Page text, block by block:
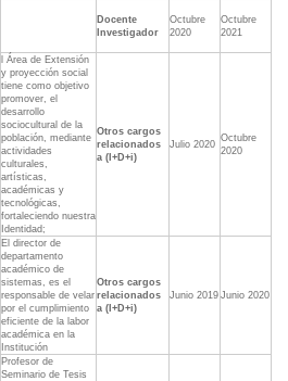
Docente
Investigador
Octubre
2020
Octubre
2021
l Área de Extensión
y proyección social
tiene como objetivo
promover, el
desarrollo
sociocultural de la
población, mediante
actividades
culturales,
artísticas,
académicas y
tecnológicas,
fortaleciendo nuestra
Identidad;
Otros cargos
relacionados
a (I+D+i)
Julio 2020
Octubre
2020
El director de
departamento
académico de
sistemas, es el
responsable de velar
por el cumplimiento
eficiente de la labor
académica en la
Institución
Otros cargos
relacionados
a (I+D+i)
Junio 2019 Junio 2020
Profesor de
Seminario de Tesis